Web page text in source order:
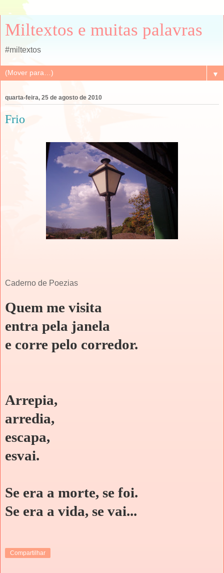
Miltextos e muitas palavras
#miltextos
▼
quarta-feira, 25 de agosto de 2010
Frio
Caderno de Poezias
Quem me visita
entra pela janela
e corre pelo corredor.
Arrepia,
arredia,
escapa,
esvai.
Se era a morte, se foi.
Se era a vida, se vai...
Compartilhar